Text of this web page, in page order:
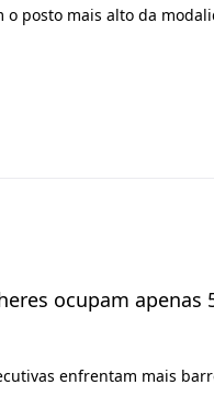
posto mais alto da
ocupam apenas
enfrentam mais